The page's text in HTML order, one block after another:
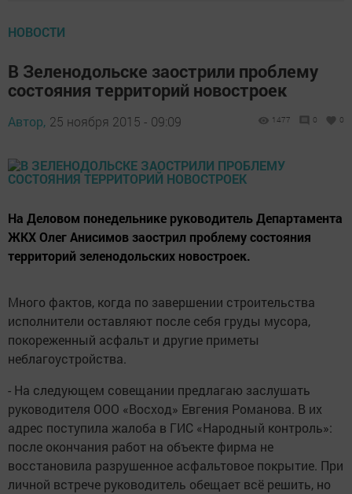
НОВОСТИ
В Зеленодольске заострили проблему
состояния территорий новостроек
Автор, 25 ноября 2015 - 09:09 1477 0 0
На Деловом понедельнике руководитель Департамента
ЖКХ Олег Анисимов заострил проблему состояния
территорий зеленодольских новостроек.
Много фактов, когда по завершении строительства
исполнители оставляют после себя груды мусора,
покореженный асфальт и другие приметы
неблагоустройства.
- На следующем совещании предлагаю заслушать
руководителя ООО «Восход» Евгения Романова. В их
адрес поступила жалоба в ГИС «Народный контроль»:
после окончания работ на объекте фирма не
восстановила разрушенное асфальтовое покрытие. При
личной встрече руководитель обещает всё решить, но